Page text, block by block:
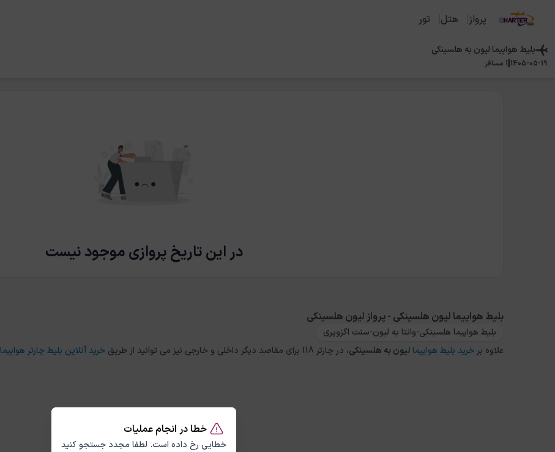
خطا در انجام عملیات
خطایی رخ داده است. لطفا مجدد جستجو کنید
پرواز هتل تور
بلیط هواپیمالیون به هلسینکی
1405-05-19
|
1 مسافر
در این تاریخ پروازی موجود نیست
بلیط هواپیما لیون هلسینکی - پرواز لیون هلسینکی
بلیط هواپیما هلسینکی-وانتا به لیون-سنت اگزوپری
علاوه بر خرید بلیط هواپیما لیونبه هلسینکی، در چارتر 118 برای مقاصد دیگر داخلی و خارجی نیز می توانید از طریق خرید آنلاین بلیط چارتر هواپیما